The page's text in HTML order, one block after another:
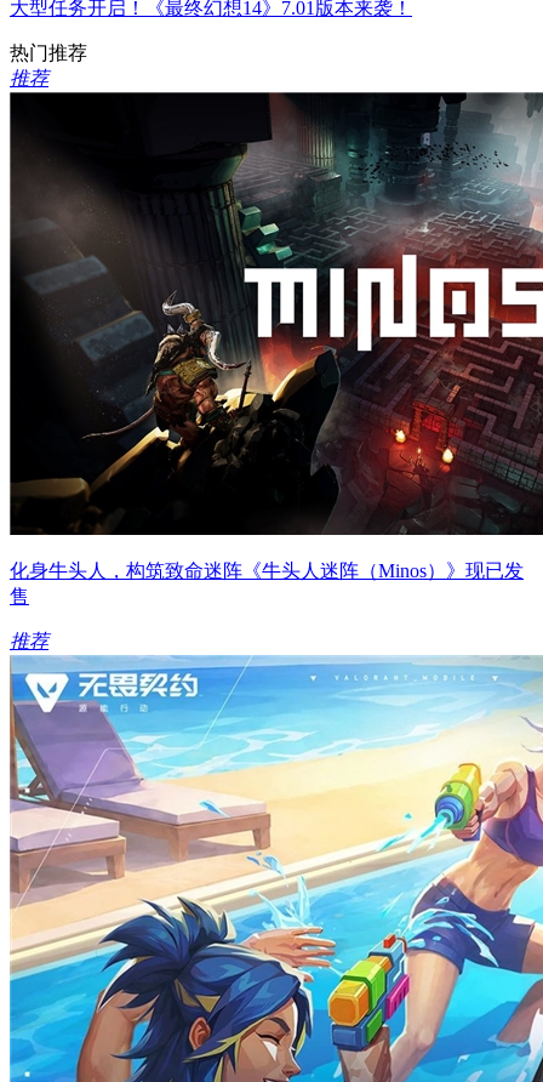
大型任务开启！《最终幻想14》7.01版本来袭！
热门推荐
推荐
化身牛头人，构筑致命迷阵《牛头人迷阵（Minos）》现已发
售
推荐